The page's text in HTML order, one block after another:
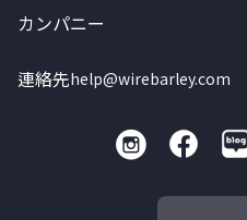
カンパニー
連絡先help@wirebarley.com